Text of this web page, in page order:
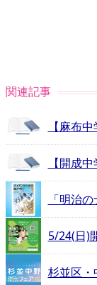
関連記事
【麻布
【開成